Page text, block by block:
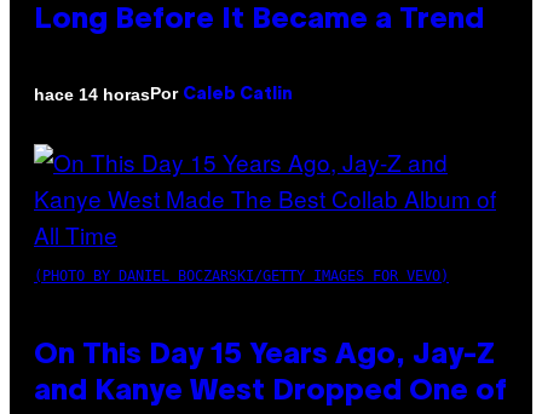
Long Before It Became a Trend
hace 14 horasPor Caleb Catlin
(PHOTO BY DANIEL BOCZARSKI/GETTY IMAGES FOR VEVO)
On This Day 15 Years Ago, Jay-Z
and Kanye West Dropped One of